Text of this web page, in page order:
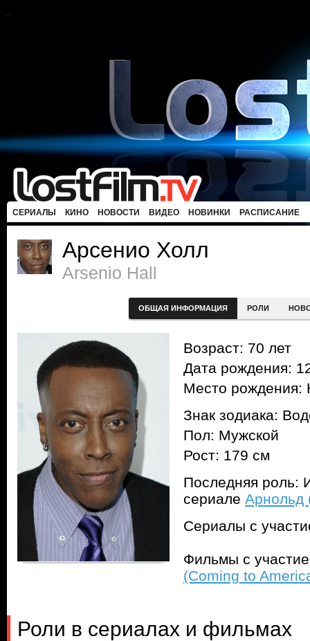
СЕРИАЛЫ КИНО НОВОСТИ ВИДЕО НОВИНКИ РАСПИСАНИЕ
Арсенио Холл
Arsenio Hall
ОБЩАЯ ИНФОРМАЦИЯ РОЛИ
Возраст: 70 лет
Дата рождения:
Место
Знак зодиака:
Пол: Мужской
Рост: 179 см
Последняя роль:
сериале Арнольд
Сериалы с
Фильмы с
(Coming to
Роли в сериалах и фильмах